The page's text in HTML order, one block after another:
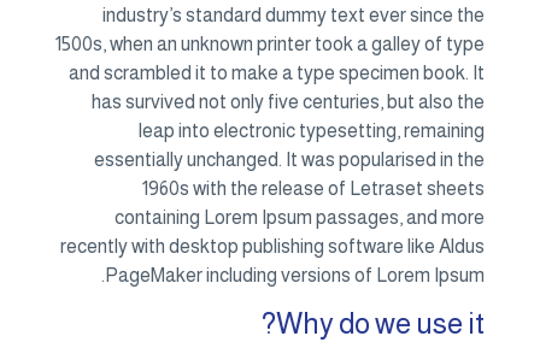
industry’s standard dummy text ever since the
1500s, when an unknown printer took a galley of type
and scrambled it to make a type specimen book. It
has survived not only five centuries, but also the
leap into electronic typesetting, remaining
essentially unchanged. It was popularised in the
1960s with the release of Letraset sheets
containing Lorem Ipsum passages, and more
recently with desktop publishing software like Aldus
PageMaker including versions of Lorem Ipsum.
Why do we use it?